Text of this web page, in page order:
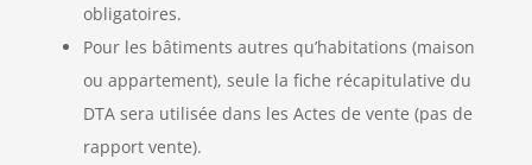
obligatoires.
Pour les bâtiments autres qu’habitations (maison
ou appartement), seule la fiche récapitulative du
DTA sera utilisée dans les Actes de vente (pas de
rapport vente).